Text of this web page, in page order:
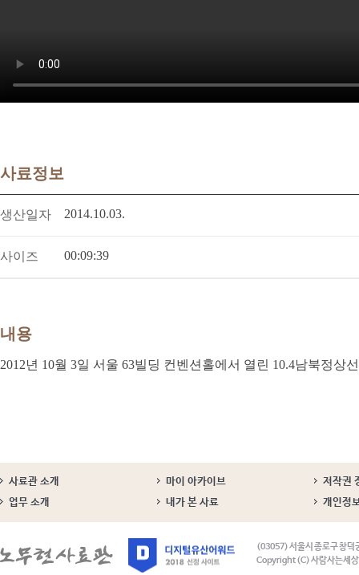
사료정보
생산일자 2014.10.03.
사이즈 00:09:39
내용
2012년 10월 3일 서울 63빌딩 컨벤션홀에서 열린 10.4남북정상
사료관 소개 마이 아카이브
저작권
업무 소개
내가 본 사료 개인정
(03057) 서울시 종로구 창덕
Copyright (C) 사람사는세